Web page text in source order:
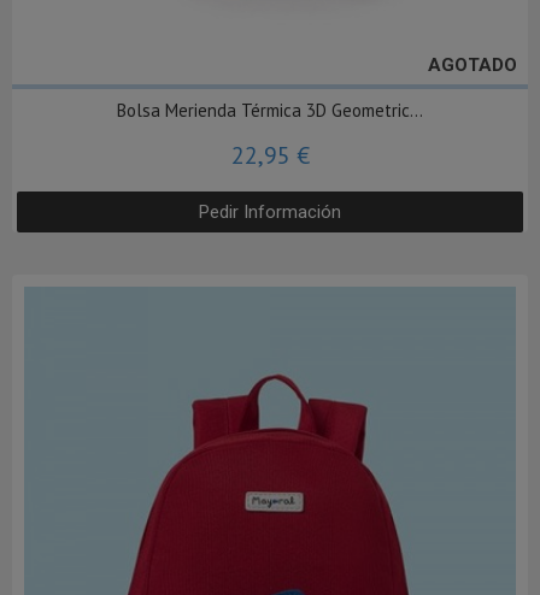
AGOTADO
Bolsa Merienda Térmica 3D Geometric...
22,95 €
Pedir Información